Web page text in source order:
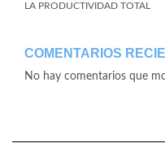
LA PRODUCTIVIDAD TOTAL
COMENTARIOS
No hay comentarios que